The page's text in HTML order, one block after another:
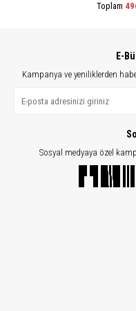
Toplam
E-
Kampanya ve yeniliklerden
Sosyal medyaya özel